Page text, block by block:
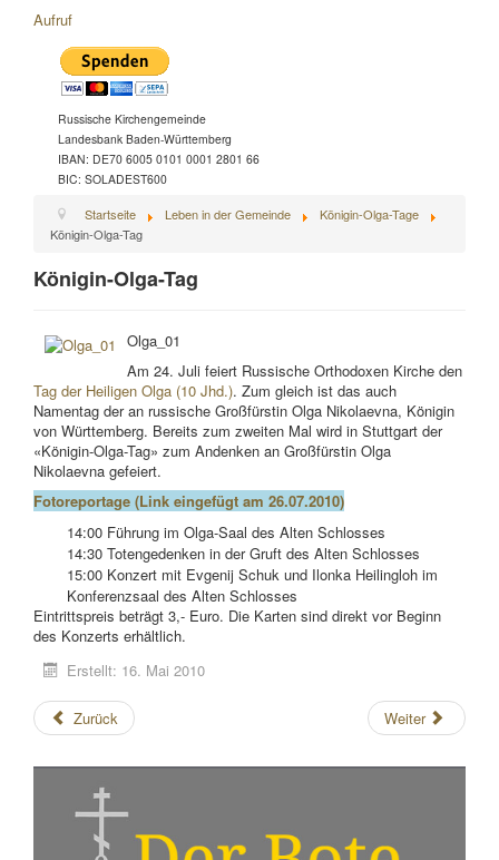
Aufruf
Russische Kirchengemeinde
Landesbank Baden-Württemberg
IBAN: DE70 6005 0101 0001 2801 66
BIC: SOLADEST600
Startseite Leben in der Gemeinde
Königin-Olga-Tage
Königin-Olga-Tag
Königin-Olga-Tag
Olga_01
Am 24. Juli feiert Russische Orthodoxen Kirche den
Tag der Heiligen Olga (10 Jhd.). Zum gleich ist das auch
Namentag der an russische Großfürstin Olga Nikolaevna, Königin
von Württemberg. Bereits zum zweiten Mal wird in Stuttgart der
«Königin-Olga-Tag» zum Andenken an Großfürstin Olga
Nikolaevna gefeiert.
Fotoreportage (Link eingefügt am 26.07.2010)
14:00 Führung im Olga-Saal des Alten Schlosses
14:30 Totengedenken in der Gruft des Alten Schlosses
15:00 Konzert mit Evgenij Schuk und Ilonka Heilingloh im
Konferenzsaal des Alten Schlosses
Eintrittspreis beträgt 3,- Euro. Die Karten sind direkt vor Beginn
des Konzerts erhältlich.
Erstellt: 16. Mai 2010
Zurück Weiter